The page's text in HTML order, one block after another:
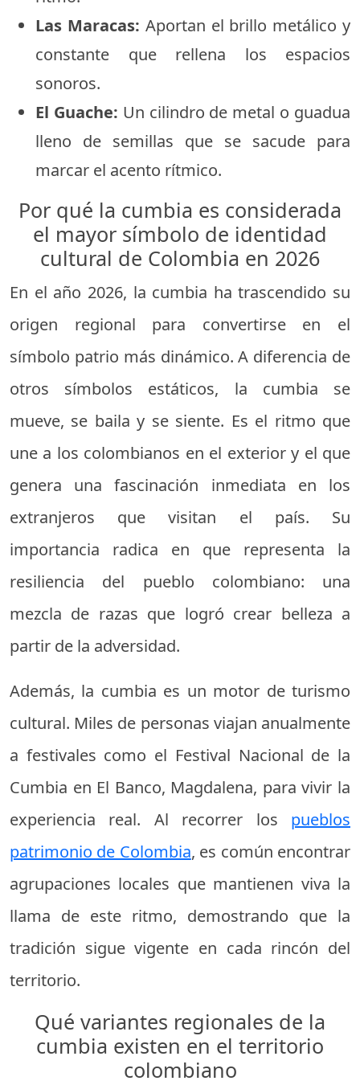
Las Maracas: Aportan el brillo metálico y
constante que rellena los espacios
sonoros.
El Guache: Un cilindro de metal o guadua
lleno de semillas que se sacude para
marcar el acento rítmico.
Por qué la cumbia es considerada
el mayor símbolo de identidad
cultural de Colombia en 2026
En el año 2026, la cumbia ha trascendido su
origen regional para convertirse en el
símbolo patrio más dinámico. A diferencia de
otros símbolos estáticos, la cumbia se
mueve, se baila y se siente. Es el ritmo que
une a los colombianos en el exterior y el que
genera una fascinación inmediata en los
extranjeros que visitan el país. Su
importancia radica en que representa la
resiliencia del pueblo colombiano: una
mezcla de razas que logró crear belleza a
partir de la adversidad.
Además, la cumbia es un motor de turismo
cultural. Miles de personas viajan anualmente
a festivales como el Festival Nacional de la
Cumbia en El Banco, Magdalena, para vivir la
experiencia real. Al recorrer los pueblos
patrimonio de Colombia, es común encontrar
agrupaciones locales que mantienen viva la
llama de este ritmo, demostrando que la
tradición sigue vigente en cada rincón del
territorio.
Qué variantes regionales de la
cumbia existen en el territorio
colombiano